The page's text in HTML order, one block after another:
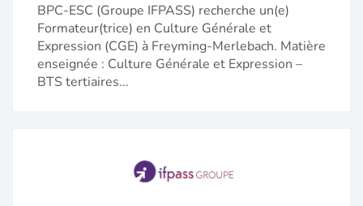
BPC-ESC (Groupe IFPASS) recherche un(e)
Formateur(trice) en Culture Générale et
Expression (CGE) à Freyming-Merlebach. Matière
enseignée : Culture Générale et Expression –
BTS tertiaires...